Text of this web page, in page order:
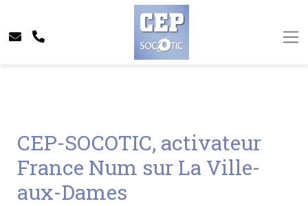
CEP-SOCOTIC, activateur
France Num sur La Ville-
aux-Dames